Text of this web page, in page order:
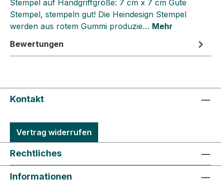
Stempel auf Handgriffgröße: 7 cm x 7 cm Gute
Stempel, stempeln gut! Die Heindesign Stempel
werden aus rotem Gummi produzie… Mehr
Bewertungen
Kontakt
Vertrag widerrufen
Rechtliches
Informationen